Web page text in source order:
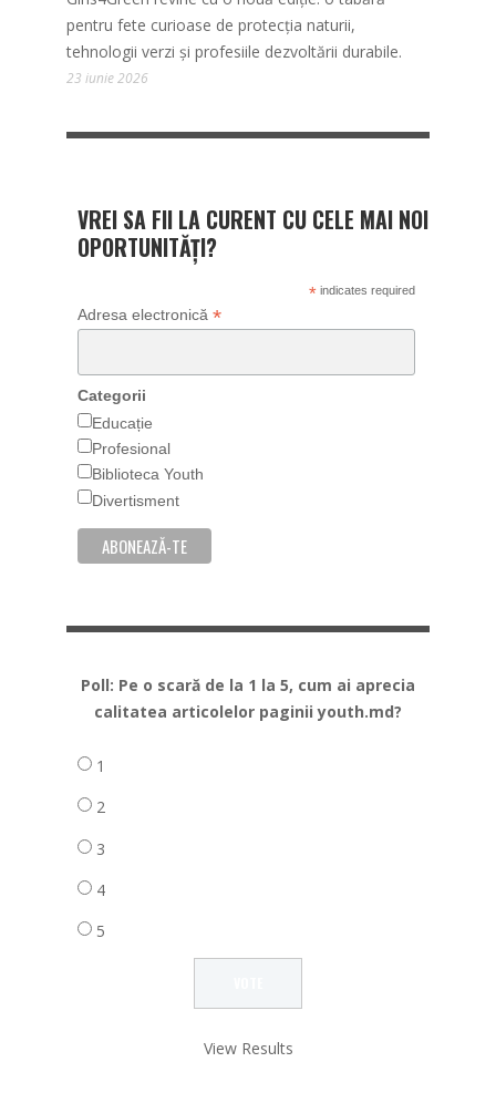
pentru fete curioase de protecția naturii,
tehnologii verzi și profesiile dezvoltării durabile.
23 iunie 2026
VREI SA FII LA CURENT CU CELE MAI NOI
OPORTUNITĂȚI?
* indicates required
Adresa electronică *
Categorii
Educație
Profesional
Biblioteca Youth
Divertisment
Poll: Pe o scară de la 1 la 5, cum ai aprecia
calitatea articolelor paginii youth.md?
1
2
3
4
5
View Results